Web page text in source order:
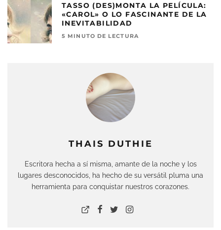
THAIS DUTHIE
Escritora hecha a sí misma, amante de la noche y los
lugares desconocidos, ha hecho de su versátil pluma una
herramienta para conquistar nuestros corazones.
TASSO (DES)MONTA LA PELÍCULA:
«CAROL» O LO FASCINANTE DE LA
INEVITABILIDAD
5 MINUTO DE LECTURA